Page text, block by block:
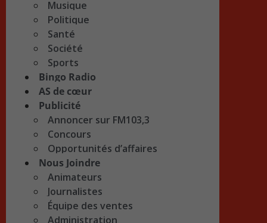
Musique
Politique
Santé
Société
Sports
Bingo Radio
AS de cœur
Publicité
Annoncer sur FM103,3
Concours
Opportunités d’affaires
Nous Joindre
Animateurs
Journalistes
Équipe des ventes
Administration